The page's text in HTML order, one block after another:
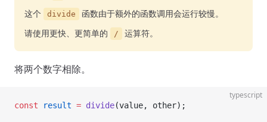
这个
divide
函数由于额外的函数调用会运行较慢。
请使用更快、更简单的
/ 运算符。
将两个数字相除。
typescript
const result = divide(value, other);